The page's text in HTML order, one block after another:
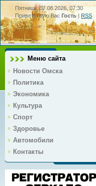
Пятница, 07.08.2026, 07:30
Приветствую Вас Гость|RSS
Меню сайта
Новости Омска
Политика
Экономика
Культура
Спорт
Здоровье
Автомобили
Контакты